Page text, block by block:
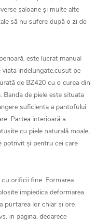
saloane și multe alte
să nu sufere după o zi de
este lucrat manual
indelungate.cusut pe
de BZ420 cu o curea din
Banda de piele este situata
suficienta a pantofului
Partea interioară a
cu piele naturală moale,
potrivit și pentru cei care
orificii fine. Formarea
impiedica deformarea
purtarea lor chiar si ore
in pagina, deoarece